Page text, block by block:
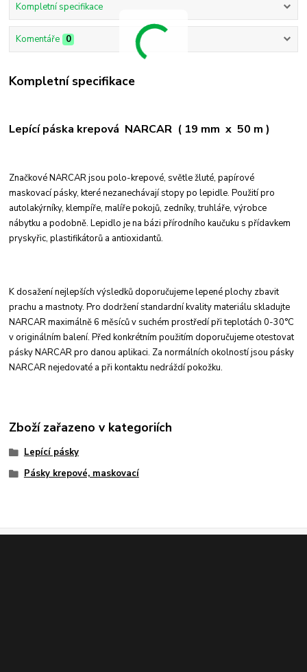
Kompletní specifikace
Komentáře 0
Kompletní specifikace
Lepící páska krepová NARCAR ( 19 mm x 50 m )
Značkové NARCAR jsou polo-krepové, světle žluté, papírové
maskovací pásky, které nezanechávají stopy po lepidle. Použití pro
autolakýrníky, klempíře, malíře pokojů, zedníky, truhláře, výrobce
nábytku a podobně. Lepidlo je na bázi přírodního kaučuku s přídavkem
pryskyřic, plastifikátorů a antioxidantů.
K dosažení nejlepších výsledků doporučujeme lepené plochy zbavit
prachu a mastnoty. Pro dodržení standardní kvality materiálu skladujte
NARCAR maximálně 6 měsíců v suchém prostředí při teplotách 0-30°C
v originálním balení. Před konkrétním použitím doporučujeme otestovat
pásky NARCAR pro danou aplikaci. Za normálních okolností jsou pásky
NARCAR nejedovaté a při kontaktu nedráždí pokožku.
Zboží zařazeno v kategoriích
Lepící pásky
Pásky krepové, maskovací